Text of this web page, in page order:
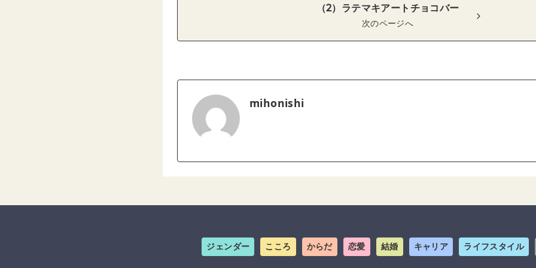
（2）ラテマキアートチョコバー
次のページへ
mihonishi
ジェンダー こころ からだ 恋愛 結婚 キャリア ライフスタイル